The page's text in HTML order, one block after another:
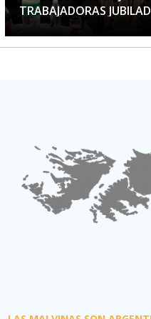
TRABAJADORAS
APTA